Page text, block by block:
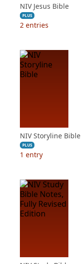
NIV Jesus Bible
PLUS
2 entries
NIV Storyline Bible
PLUS
1 entry